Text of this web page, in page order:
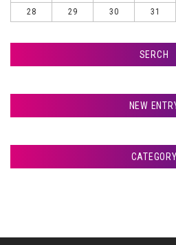
28
29 30 31
SERCH
NEW
室蘭市Ｇ様ランクル、パ
室蘭市Ｇ様ランクル、錆
CATEGORY
美装